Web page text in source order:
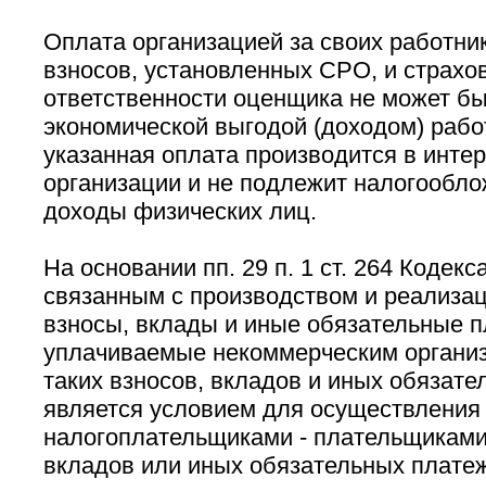
Оплата организацией за своих
взносов, установленных СРО, и
ответственности оценщика не может
экономической выгодой (доходом)
указанная оплата производится в
организации и не подлежит
доходы физических лиц.
На основании пп. 29 п. 1 ст. 264
связанным с производством и
взносы, вклады и иные обязательные
уплачиваемые некоммерческим
таких взносов, вкладов и иных
является условием для осуществления
налогоплательщиками -
вкладов или иных обязательных